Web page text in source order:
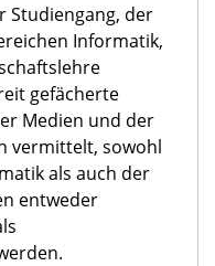
Studiengang, der
Informatik,
gefächerte
Medien und der
vermittelt, sowohl
als auch der
entweder